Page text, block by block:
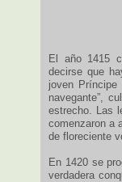
El año 1415
decirse que
joven
navegante”,
estrecho. Las
comenzaron a
de floreciente
En 1420 se
verdadera